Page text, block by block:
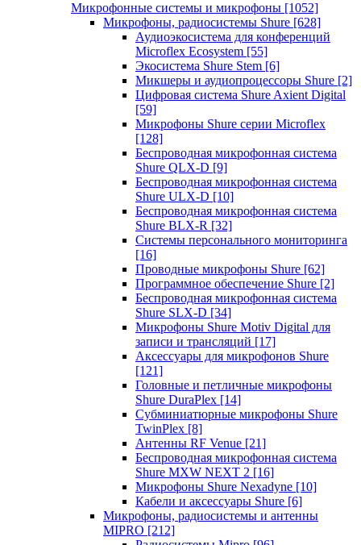
Микрофонные системы и микрофоны [1052]
Микрофоны, радиосистемы Shure [628]
Аудиоэкосистема для конференций
Microflex Ecosystem [55]
Экосистема Shure Stem [6]
Микшеры и аудиопроцессоры Shure [2]
Цифровая система Shure Axient Digital
[59]
Микрофоны Shure серии Microflex
[128]
Беспроводная микрофонная система
Shure QLX-D [9]
Беспроводная микрофонная система
Shure ULX-D [10]
Беспроводная микрофонная система
Shure BLX-R [32]
Системы персонального мониторинга
[16]
Проводные микрофоны Shure [62]
Программное обеспечение Shure [2]
Беспроводная микрофонная система
Shure SLX-D [34]
Микрофоны Shure Motiv Digital для
записи и трансляций [17]
Аксессуары для микрофонов Shure
[121]
Головные и петличные микрофоны
Shure DuraPlex [14]
Субминиатюрные микрофоны Shure
TwinPlex [8]
Антенны RF Venue [21]
Беспроводная микрофонная система
Shure MXW NEXT 2 [16]
Микрофоны Shure Nexadyne [10]
Кабели и аксессуары Shure [6]
Микрофоны, радиосистемы и антенны
MIPRO [212]